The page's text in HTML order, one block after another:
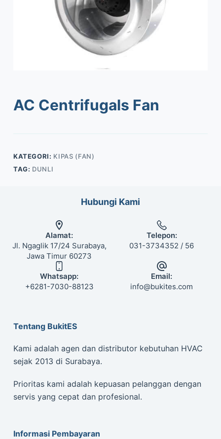
AC Centrifugals Fan
KATEGORI: KIPAS (FAN)
TAG: DUNLI
Hubungi Kami
Alamat:
Jl. Ngaglik 17/24 Surabaya,
Jawa Timur 60273
Telepon:
031-3734352 / 56
Whatsapp:
+6281-7030-88123
Email:
info@bukites.com
Tentang BukitES
Kami adalah agen dan distributor kebutuhan HVAC
sejak 2013 di Surabaya.
Prioritas kami adalah kepuasan pelanggan dengan
servis yang cepat dan profesional.
Informasi Pembayaran